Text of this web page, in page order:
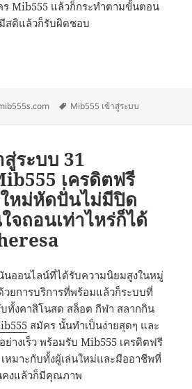
ร Mib555 แล้วก็กระทำตามขั้นตอน
สติแล้วก็รับผิดชอบ
มวด
ป้าย
Mib555 เข้าสู่ระบบ
ระบบ 31
เครดิตฟรี
หม่หัดปั่นไม่มีปิด
จถอนเท่าไหร่ก็ได้
นออนไลน์ที่ได้รับความนิยมสูงในหมู่
วยการบริการที่พร้อมแล้วก็ระบบที่
ทั้งคาสิโนสด สล็อต กีฬา สลากกิน
สมัคร นั้นทำเป็นง่ายสุดๆ และ
ย่างเร็ว พร้อมรับ Mib555 เครดิตฟรี
หมาะกับทั้งผู้เล่นใหม่และมืออาชีพที่
งแล้วก็มีคุณภาพ